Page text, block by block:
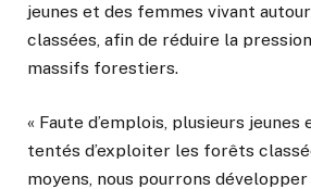
jeunes et des femmes vivant
classées, afin de réduire la
massifs forestiers.
« Faute d’emplois, plusieurs
tentés d’exploiter les forêts
moyens, nous pourrons